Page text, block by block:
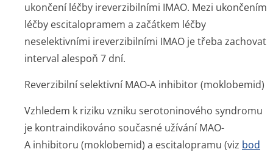
ukončení léčby ireverzibilními IMAO. Mezi ukončením
léčby escitalopramem a začátkem léčby
neselektivními ireverzibilními IMAO je třeba zachovat
interval alespoň 7 dní.
Reverzibilní selektivní MAO-A inhibitor (moklobemid)
Vzhledem k riziku vzniku serotoninového syndromu
je kontraindikováno současné užívání MAO-
A inhibitoru (moklobemid) a escitalopramu (viz bod